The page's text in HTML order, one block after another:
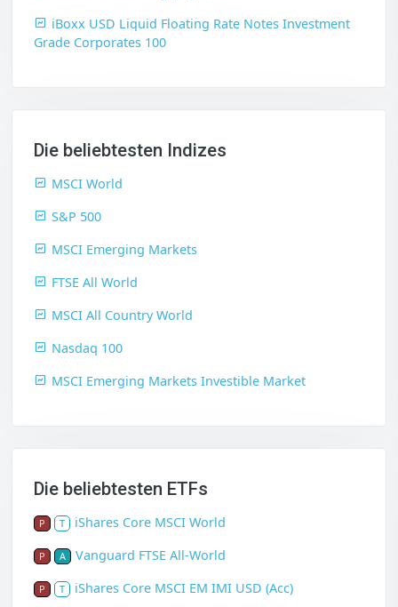
iBoxx USD Liquid Floating Rate Notes Investment
Grade Corporates 100
Die beliebtesten Indizes
MSCI World
S&P 500
MSCI Emerging Markets
FTSE All World
MSCI All Country World
Nasdaq 100
MSCI Emerging Markets Investible Market
Die beliebtesten ETFs
P T iShares Core MSCI World
P A Vanguard FTSE All-World
P T iShares Core MSCI EM IMI USD (Acc)